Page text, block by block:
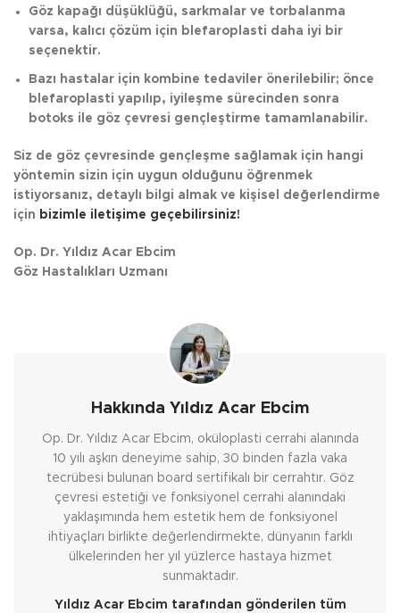
Göz kapağı düşüklüğü, sarkmalar ve torbalanma
varsa, kalıcı çözüm için blefaroplasti daha iyi bir
seçenektir.
Bazı hastalar için kombine tedaviler önerilebilir; önce
blefaroplasti yapılıp, iyileşme sürecinden sonra
botoks ile göz çevresi gençleştirme tamamlanabilir.
Siz de göz çevresinde gençleşme sağlamak için hangi
yöntemin sizin için uygun olduğunu öğrenmek
istiyorsanız, detaylı bilgi almak ve kişisel değerlendirme
için bizimle iletişime geçebilirsiniz!
Op. Dr. Yıldız Acar Ebcim
Göz Hastalıkları Uzmanı
Hakkında Yıldız Acar Ebcim
Op. Dr. Yıldız Acar Ebcim, oküloplasti cerrahi alanında
10 yılı aşkın deneyime sahip, 30 binden fazla vaka
tecrübesi bulunan board sertifikalı bir cerrahtır. Göz
çevresi estetiği ve fonksiyonel cerrahi alanındaki
yaklaşımında hem estetik hem de fonksiyonel
ihtiyaçları birlikte değerlendirmekte, dünyanın farklı
ülkelerinden her yıl yüzlerce hastaya hizmet
sunmaktadır.
Yıldız Acar Ebcim tarafından gönderilen tüm